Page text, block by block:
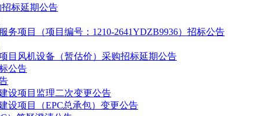
标延期公告
务项目（项目编号：1210-2641YDZB9936）招标公告
目风机设备（暂估价）采购招标延期公告
公告
设项目监理二次变更公告
设项目（EPC总承包）变更公告